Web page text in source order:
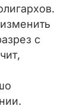
с